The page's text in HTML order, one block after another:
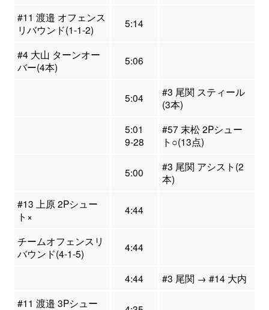
#11 渡邉 オフェンス
リバウンド(1-1-2)
5:14
#4 大山 ターンオー
バー(4本)
5:06
5:04
#3 尾関 スティール
(3本)
5:01
9-28
#57 末松 2Pシュー
ト○(13点)
5:00
#3 尾関 アシスト(2
本)
#13 上原 2Pシュー
ト×
4:44
チームオフェンスリ
バウンド(4-1-5)
4:44
4:44
#3 尾関 → #14 大内
#11 渡邉 3Pシュー